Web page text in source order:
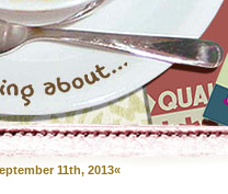
11th, 2013«